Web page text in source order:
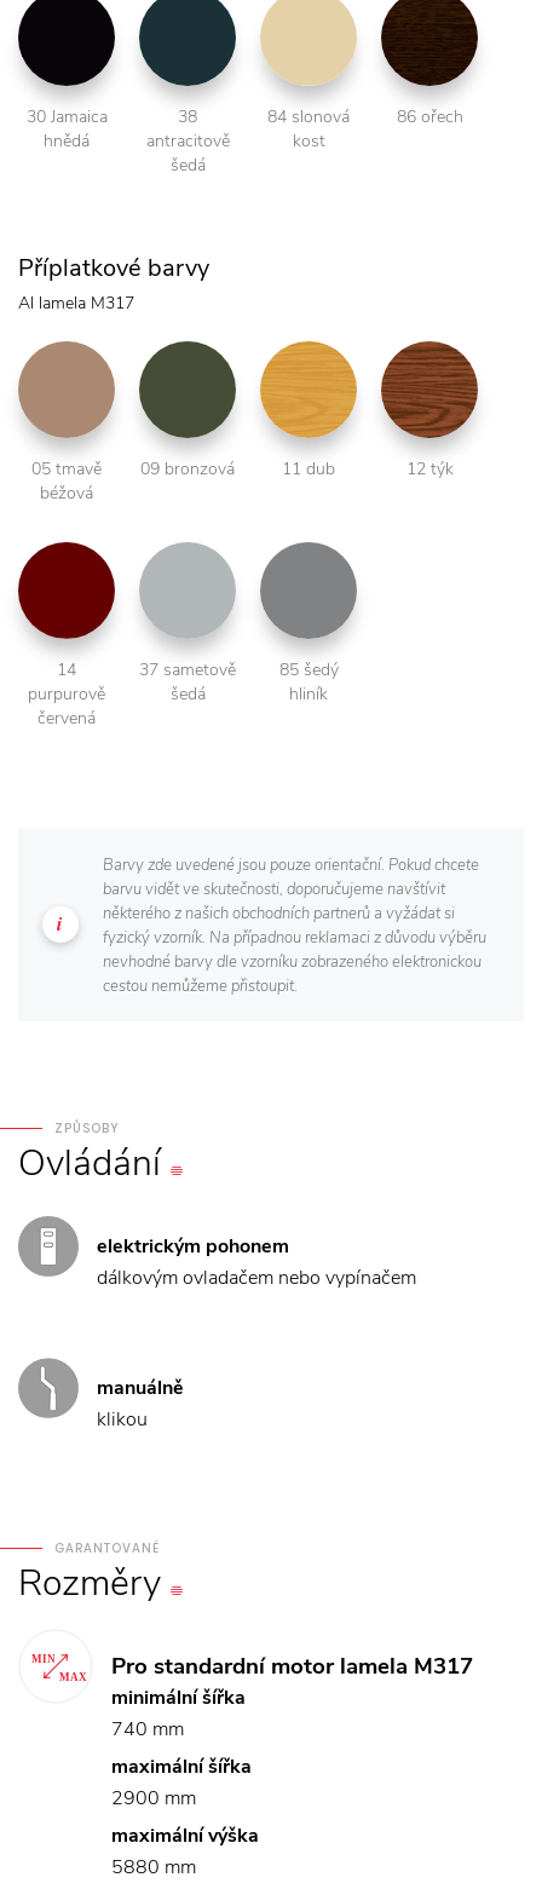
30 Jamaica
hnědá
38
antracitově
šedá
84 slonová
kost
86 ořech
Příplatkové barvy
Al lamela M317
05 tmavě
béžová
09 bronzová 11 dub 12 týk
14
purpurově
červená
37 sametově
šedá
85 šedý
hliník
Barvy zde uvedené jsou pouze orientační. Pokud chcete
barvu vidět ve skutečnosti, doporučujeme navštívit
některého z našich obchodních partnerů a vyžádat si
fyzický vzorník. Na případnou reklamaci z důvodu výběru
nevhodné barvy dle vzorníku zobrazeného elektronickou
cestou nemůžeme přistoupit.
ZPŮSOBY
Ovládání
elektrickým pohonem
dálkovým ovladačem nebo vypínačem
manuálně
klikou
GARANTOVANÉ
Rozměry
Pro standardní motor lamela M317
minimální šířka
740 mm
maximální šířka
2900 mm
maximální výška
5880 mm